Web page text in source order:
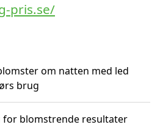
pris.se/
om natten med led
brug
for blomstrende resultater